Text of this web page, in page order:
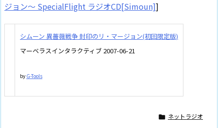
ジョン～ SpecialFlight ラジオCD[Simoun]]
シムーン 異薔薇戦争 封印のリ・マージョン(初回限定版)
マーベラスインタラクティブ 2007-06-21
by G-Tools
 ネットラジオ